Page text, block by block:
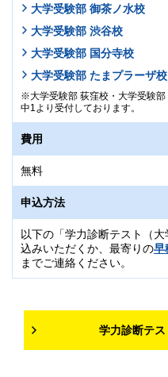
大学受験部 御茶ノ水校
大学受験部 渋谷校
大学受験部 国分寺校
大学受験部 たまプラーザ校
大学受験部 荻窪校・大学受験
中1より受付しております。
費用
無料
申込方法
以下の「学力診断テスト（
込みいただくか、最寄りの早
までご連絡ください。
学力診断テ